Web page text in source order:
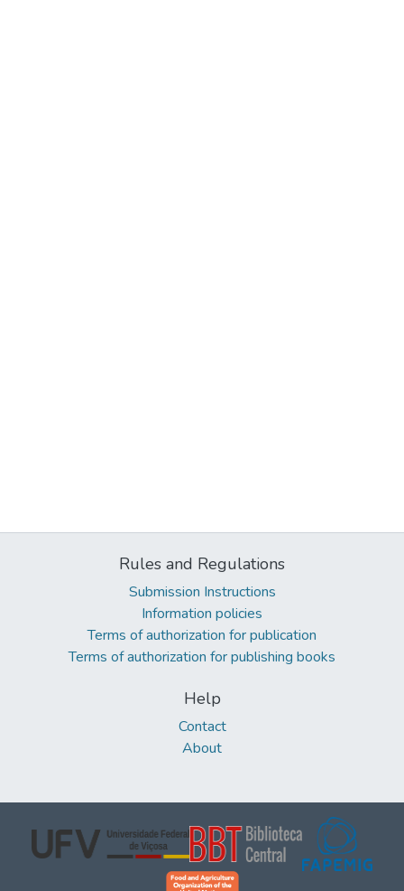
Rules and Regulations
Submission Instructions
Information policies
Terms of authorization for publication
Terms of authorization for publishing books
Help
Contact
About